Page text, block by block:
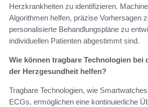
Herzkrankheiten zu identifizieren.
Algorithmen helfen, präzise Vorhersagen
personalisierte Behandlungspläne zu
individuellen Patienten abgestimmt sind.
Wie können tragbare Technologien bei
der Herzgesundheit helfen?
Tragbare Technologien, wie
ECGs, ermöglichen eine kontinuierliche